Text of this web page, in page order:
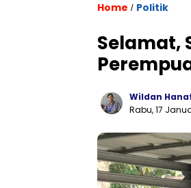
Home / Politik
Selamat,
Wildan
Rabu, 17